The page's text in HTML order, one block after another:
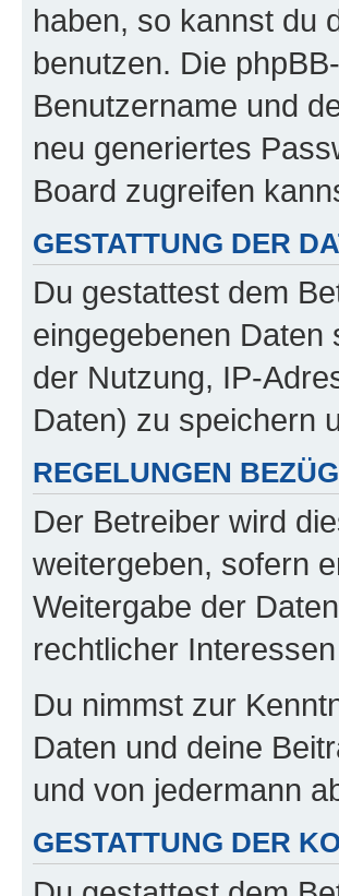
haben, so kannst du
benutzen. Die
Benutzername und
neu generiertes
Board zugreifen
GESTATTUNG DER
Du gestattest dem
eingegebenen Daten
der Nutzung, IP-
Daten) zu speichern
REGELUNGEN
Der Betreiber wird
weitergeben, sofern
Weitergabe der
rechtlicher
Du nimmst zur
Daten und deine
und von jedermann
GESTATTUNG DER